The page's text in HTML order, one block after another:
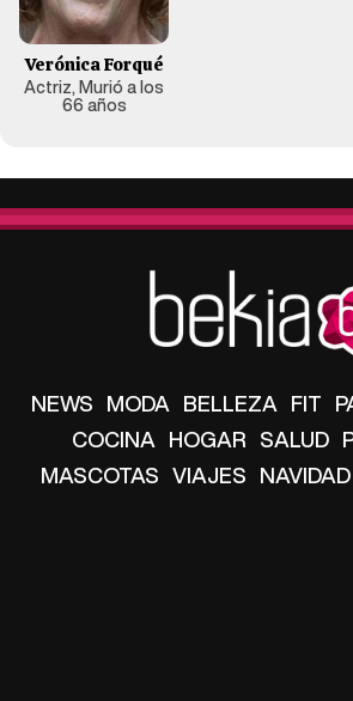
Verónica Forqué
Actriz, Murió a los
66 años
NEWS MODA BELLEZA FIT
COCINA HOGAR SALUD
MASCOTAS VIAJES NAVIDAD